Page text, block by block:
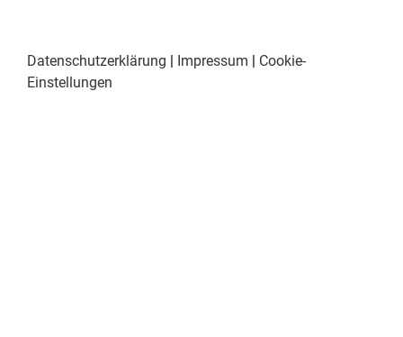
Datenschutzerklärung | Impressum | Cookie-
Einstellungen